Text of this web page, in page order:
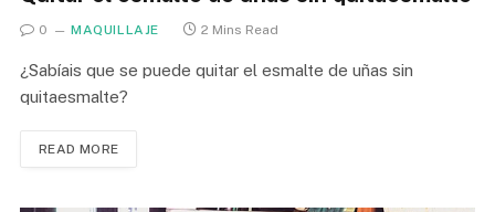
0 MAQUILLAJE 2 Mins Read
¿Sabíais que se puede quitar el esmalte de uñas sin
quitaesmalte?
READ MORE